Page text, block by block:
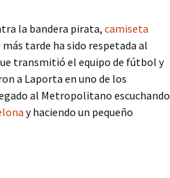
la bandera pirata, camiseta
tarde ha sido respetada al
transmitió el equipo de fútbol y
a Laporta en uno de los
al Metropolitano escuchando
y haciendo un pequeño